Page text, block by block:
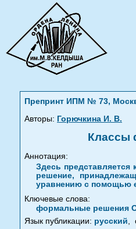
Препринт ИПМ № 73,
Авторы: Горючкина И. В.
Классы
Аннотация:
Здесь
решение,
уравнению с помощью
Ключевые слова:
формальные решения
Язык публикации: русский,